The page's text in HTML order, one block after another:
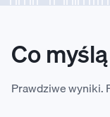
Co
Prawdziwe wyniki.